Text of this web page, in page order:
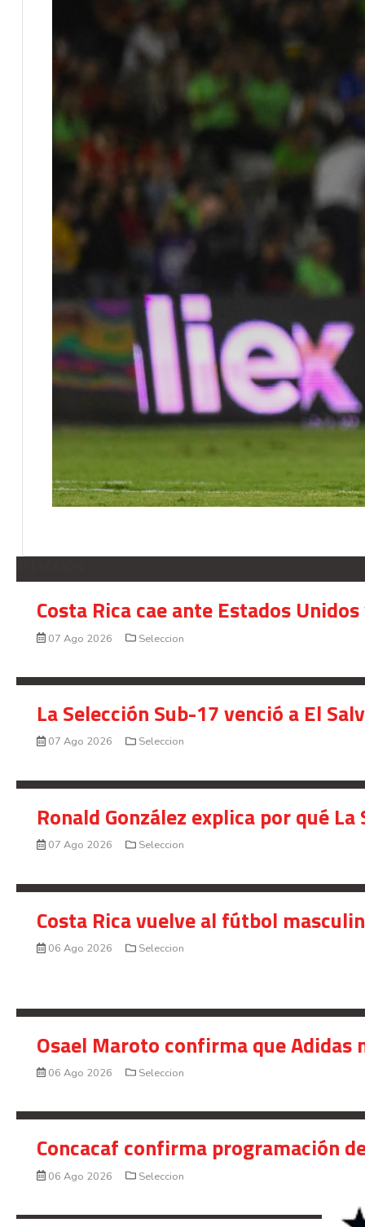
Costa Rica cae ante Estados
07 Ago 2026 Seleccion
La Selección Sub-17 venció a El
07 Ago 2026 Seleccion
Ronald González explica por qué
07 Ago 2026 Seleccion
Costa Rica vuelve al fútbol
06 Ago 2026 Seleccion
Osael Maroto confirma que Adidas
06 Ago 2026 Seleccion
Concacaf confirma programación
06 Ago 2026 Seleccion